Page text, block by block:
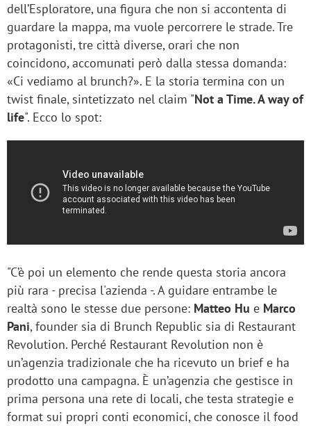
dell’Esploratore, una figura che non si accontenta di
guardare la mappa, ma vuole percorrere le strade. Tre
protagonisti, tre città diverse, orari che non
coincidono, accomunati però dalla stessa domanda:
«Ci vediamo al brunch?». E la storia termina con un
twist finale, sintetizzato nel claim "Not a Time. A way of
life". Ecco lo spot:
"C’è poi un elemento che rende questa storia ancora
più rara - precisa l'azienda -. A guidare entrambe le
realtà sono le stesse due persone: Matteo Hu e Marco
Pani, founder sia di Brunch Republic sia di Restaurant
Revolution. Perché Restaurant Revolution non è
un’agenzia tradizionale che ha ricevuto un brief e ha
prodotto una campagna. È un’agenzia che gestisce in
prima persona una rete di locali, che testa strategie e
format sui propri conti economici, che conosce il food